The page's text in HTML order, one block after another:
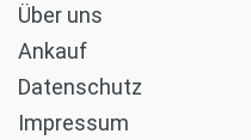
Über uns
Ankauf
Datenschutz
Impressum